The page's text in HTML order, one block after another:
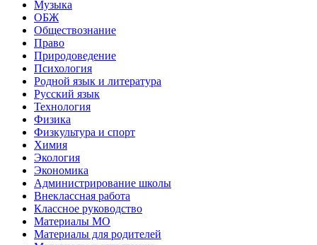
Музыка
ОБЖ
Обществознание
Право
Природоведение
Психология
Родной язык и литература
Русский язык
Технология
Физика
Физкультура и спорт
Химия
Экология
Экономика
Администрирование школы
Внеклассная работа
Классное руководство
Материалы МО
Материалы для родителей